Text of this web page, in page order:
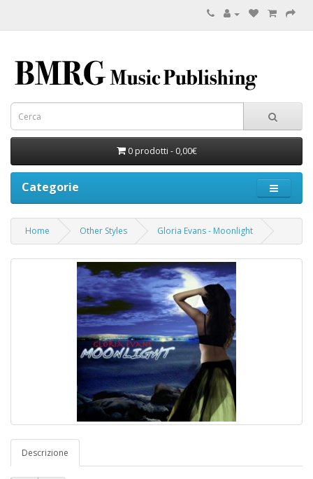
0 prodotti - 0,00€
Categorie
Home Other Styles Gloria Evans - Moonlight
Descrizione